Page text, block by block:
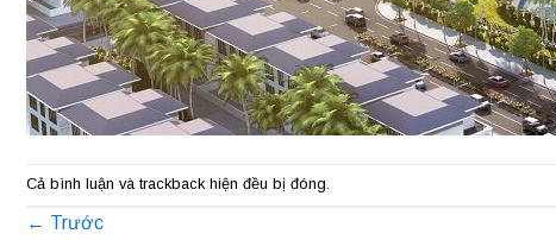
Cả bình luận và trackback hiện đều bị đóng.
← Trước